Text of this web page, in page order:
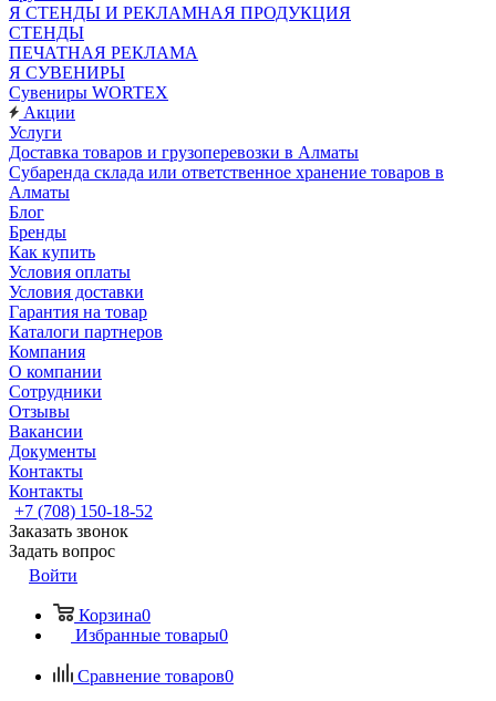
Я СТЕНДЫ И РЕКЛАМНАЯ ПРОДУКЦИЯ
СТЕНДЫ
ПЕЧАТНАЯ РЕКЛАМА
Я СУВЕНИРЫ
Сувениры WORTEX
Акции
Услуги
Доставка товаров и грузоперевозки в Алматы
Субаренда склада или ответственное хранение товаров в
Алматы
Блог
Бренды
Как купить
Условия оплаты
Условия доставки
Гарантия на товар
Каталоги партнеров
Компания
О компании
Сотрудники
Отзывы
Вакансии
Документы
Контакты
Контакты
+7 (708) 150-18-52
Заказать звонок
Задать вопрос
Войти
Корзина0
Избранные товары0
Сравнение товаров0